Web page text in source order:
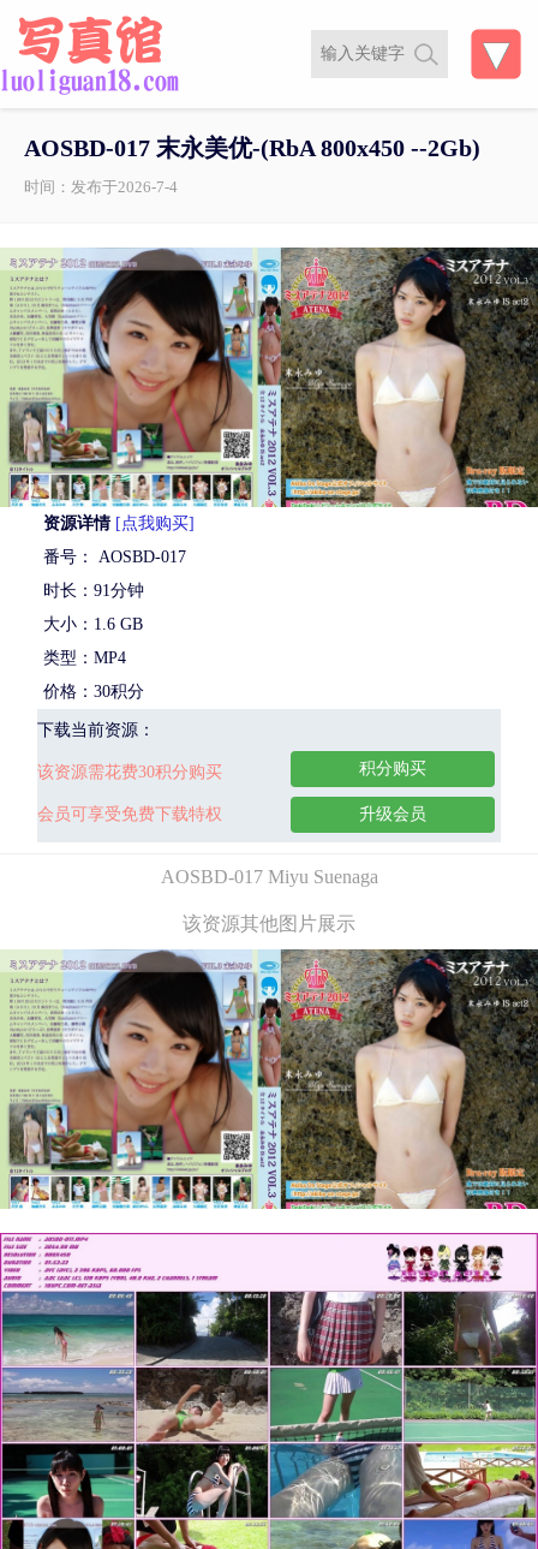
AOSBD-017 末永美优-(RbA 800x450 --2Gb)
时间：发布于2026-7-4
资源详情 [点我购买]
番号： AOSBD-017
时长：91分钟
大小：1.6 GB
类型：MP4
价格：30积分
下载当前资源：
该资源需花费30积分购买
会员可享受免费下载特权
积分购买
升级会员
AOSBD-017 Miyu Suenaga
该资源其他图片展示